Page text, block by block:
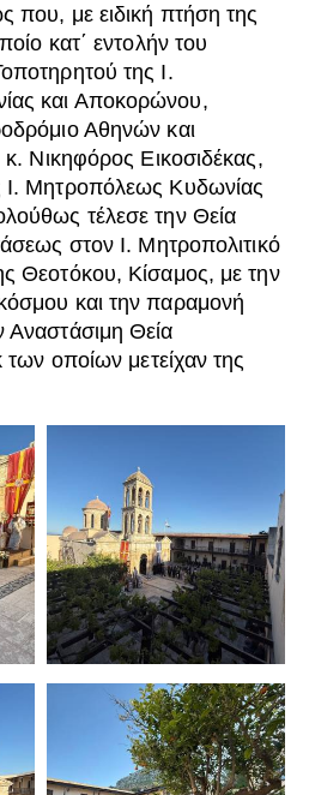
που, με ειδική πτήση της
κατ΄ εντολήν του
της Ι.
και Αποκορώνου,
Αθηνών και
Νικηφόρος Εικοσιδέκας,
Ι. Μητροπόλεως Κυδωνίας
τέλεσε την Θεία
στον Ι. Μητροπολιτικό
Θεοτόκου, Κίσαμος, με την
και την παραμονή
Θεία
των οποίων μετείχαν της